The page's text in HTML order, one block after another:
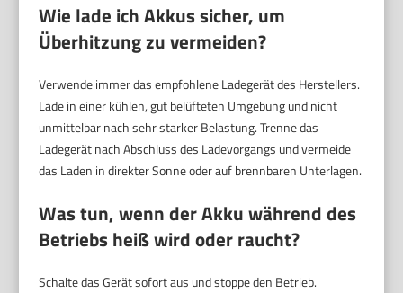
Wie lade ich Akkus sicher, um
Überhitzung zu vermeiden?
Verwende immer das empfohlene Ladegerät des Herstellers.
Lade in einer kühlen, gut belüfteten Umgebung und nicht
unmittelbar nach sehr starker Belastung. Trenne das
Ladegerät nach Abschluss des Ladevorgangs und vermeide
das Laden in direkter Sonne oder auf brennbaren Unterlagen.
Was tun, wenn der Akku während des
Betriebs heiß wird oder raucht?
Schalte das Gerät sofort aus und stoppe den Betrieb.